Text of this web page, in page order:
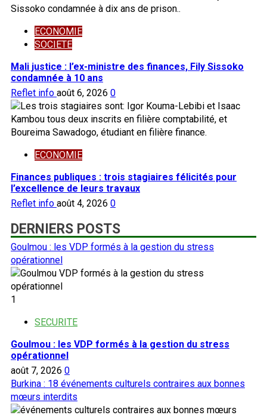
ECONOMIE
SOCIETE
Mali justice : l’ex-ministre des finances, Fily Sissoko
condamnée à 10 ans
Reflet info août 6, 2026 0
ECONOMIE
Finances publiques : trois stagiaires félicités pour
l’excellence de leurs travaux
Reflet info août 4, 2026 0
DERNIERS POSTS
Goulmou : les VDP formés à la gestion du stress
opérationnel
1
SECURITE
Goulmou : les VDP formés à la gestion du stress
opérationnel
août 7, 2026 0
Burkina : 18 événements culturels contraires aux bonnes
mœurs interdits